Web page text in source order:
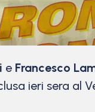
e Francesco
ieri sera al